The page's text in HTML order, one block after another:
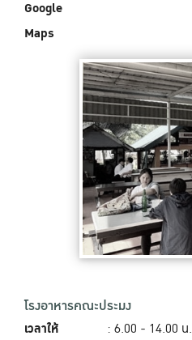
Google
Maps
โรงอาหารคณะประมง
เวลาให้
: 6.00 - 14.00‬ น.